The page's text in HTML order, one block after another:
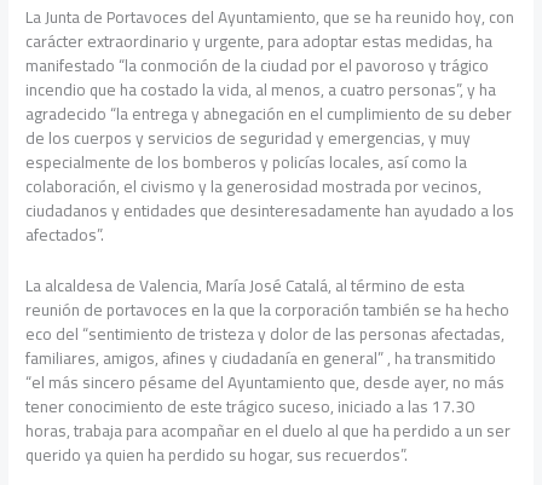
La Junta de Portavoces del Ayuntamiento, que se ha reunido hoy, con
carácter extraordinario y urgente, para adoptar estas medidas, ha
manifestado “la conmoción de la ciudad por el pavoroso y trágico
incendio que ha costado la vida, al menos, a cuatro personas”, y ha
agradecido “la entrega y abnegación en el cumplimiento de su deber
de los cuerpos y servicios de seguridad y emergencias, y muy
especialmente de los bomberos y policías locales, así como la
colaboración, el civismo y la generosidad mostrada por vecinos,
ciudadanos y entidades que desinteresadamente han ayudado a los
afectados”.
La alcaldesa de Valencia, María José Catalá, al término de esta
reunión de portavoces en la que la corporación también se ha hecho
eco del “sentimiento de tristeza y dolor de las personas afectadas,
familiares, amigos, afines y ciudadanía en general” , ha transmitido
“el más sincero pésame del Ayuntamiento que, desde ayer, no más
tener conocimiento de este trágico suceso, iniciado a las 17.30
horas, trabaja para acompañar en el duelo al que ha perdido a un ser
querido ya quien ha perdido su hogar, sus recuerdos”.